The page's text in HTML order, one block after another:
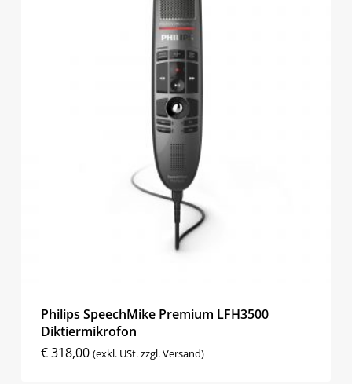
Philips SpeechMike Premium LFH3500
Diktiermikrofon
€318,00 (exkl. USt. zzgl. Versand)